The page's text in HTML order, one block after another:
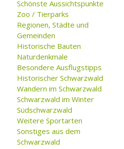
Schönste Aussichtspunkte
Zoo / Tierparks
Regionen, Städte und
Gemeinden
Historische Bauten
Naturdenkmale
Besondere Ausflugstipps
Historischer Schwarzwald
Wandern im Schwarzwald
Schwarzwald im Winter
Südschwarzwald
Weitere Sportarten
Sonstiges aus dem
Schwarzwald